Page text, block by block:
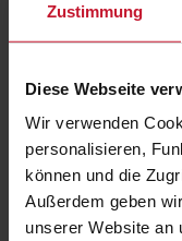
Zustimmung
Diese Webseite
Wir verwenden
personalisieren,
können und die
Außerdem geben
unserer Website an
Ziel
Der Lehrgang
auf die